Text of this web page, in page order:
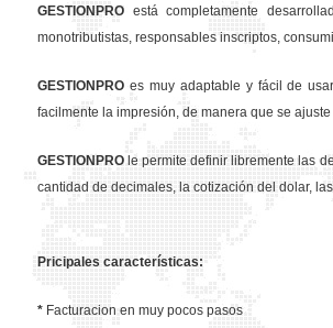
GESTION PRO está completamente
monotributistas, responsables inscriptos,
GESTION PRO es muy adaptable y fácil de
facilmente la impresión, de manera que se
GESTION PRO le permite definir libremente las
cantidad de decimales, la cotización del dolar,
Pricipales características:
* Facturacion en muy pocos pasos